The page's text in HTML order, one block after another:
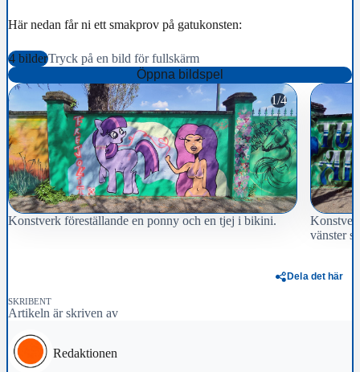
Här nedan får ni ett smakprov på gatukonsten:
4 bilderTryck på en bild för fullskärm
Öppna bildspel
1/4
Konstverk föreställande en ponny och en tjej i bikini.
vänster
Dela det här
SKRIBENT
Artikeln är skriven av
Redaktionen